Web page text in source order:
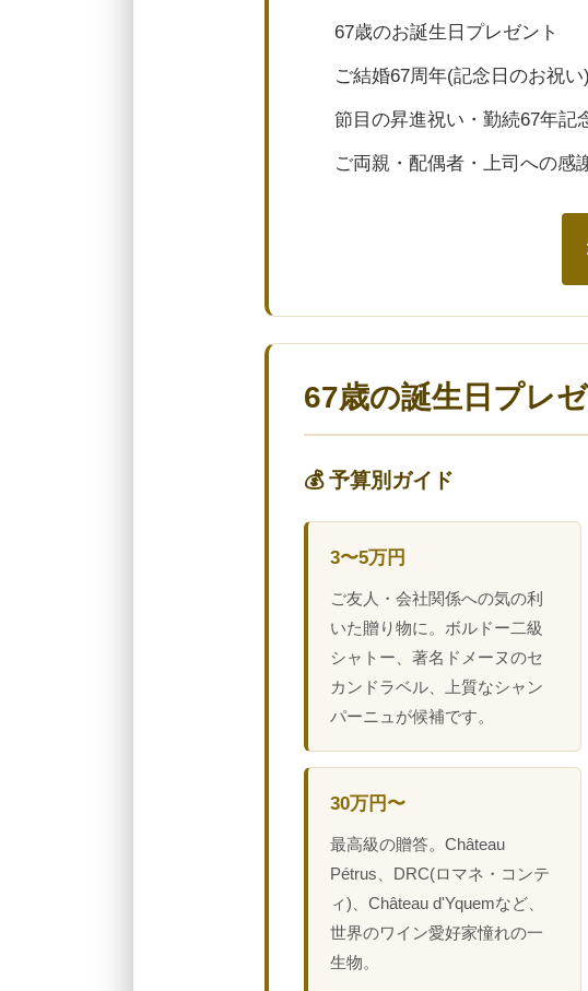
67歳のお誕生日プレゼント
ご結婚67周年(記念日のお祝い)
節目の昇進祝い・勤続67年記
ご両親・配偶者・上司への感
67歳の誕生日プレ
💰 予算別ガイド
3〜5万円
ご友人・会社関係への気の利
いた贈り物に。ボルドー二級
シャトー、著名ドメーヌのセ
カンドラベル、上質なシャン
パーニュが候補です。
30万円〜
最高級の贈答。Château
Pétrus、DRC(ロマネ・コンテ
ィ)、Château d'Yquemなど、
世界のワイン愛好家憧れの一
生物。